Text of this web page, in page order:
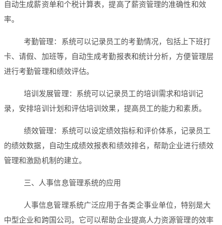
自动生成薪资单和个税计算表，提高了薪资管理的准确性和效
率。
考勤管理：系统可以记录员工的考勤情况，包括上下班打
卡、请假、加班等，自动生成考勤报表和统计分析，方便管理层
进行考勤管理和绩效评估。
培训发展管理：系统可以记录员工的培训需求和培训记
录，安排培训计划和评估培训效果，提高员工的能力和素质。
绩效管理：系统可以设定绩效指标和评价体系，记录员工
的绩效数据，自动生成绩效报表和绩效排名，帮助企业进行绩效
管理和激励机制的建立。
三、人事信息管理系统的应用
人事信息管理系统广泛应用于各类企事业单位，特别是大
中型企业和跨国公司。它可以帮助企业提高人力资源管理的效率